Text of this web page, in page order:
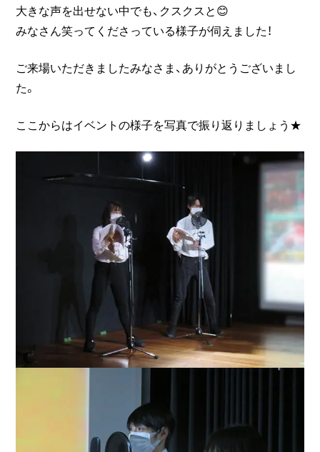
大きな声を出せない中でも、クスクスと😊
みなさん笑ってくださっている様子が伺えました！
ご来場いただきましたみなさま、ありがとうございまし
た。
ここからはイベントの様子を写真で振り返りましょう★